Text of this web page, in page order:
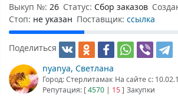
Выкуп №: 26 Статус: Сбор заказов
Cтоп: не указан Поставщик: ссылка
Поделиться
nyanya, Светлана
Город: Стерлитамак На сайте с:
Репутация: [4570 | 15] Закупки